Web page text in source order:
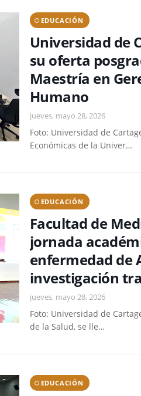
EDUCACIÓN
Universidad de
su oferta
Maestría en
Humano
jueves, mayo 28, 2026
Foto: Universidad de
Económicas de la Univer…
EDUCACIÓN
Facultad de
jornada
enfermedad de
investigación
jueves, mayo 28, 2026
Foto: Universidad de
de la Salud, se lle…
EDUCACIÓN